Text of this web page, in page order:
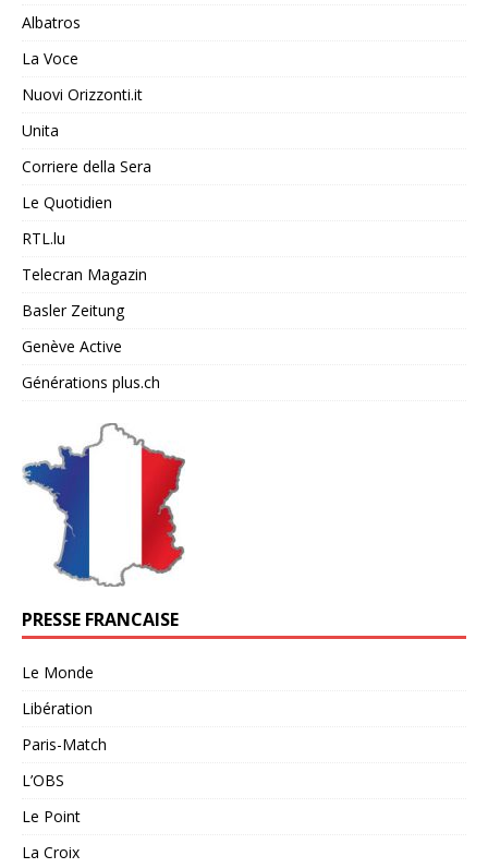
Albatros
La Voce
Nuovi Orizzonti.it
Unita
Corriere della Sera
Le Quotidien
RTL.lu
Telecran Magazin
Basler Zeitung
Genève Active
Générations plus.ch
PRESSE FRANCAISE
Le Monde
Libération
Paris-Match
L’OBS
Le Point
La Croix